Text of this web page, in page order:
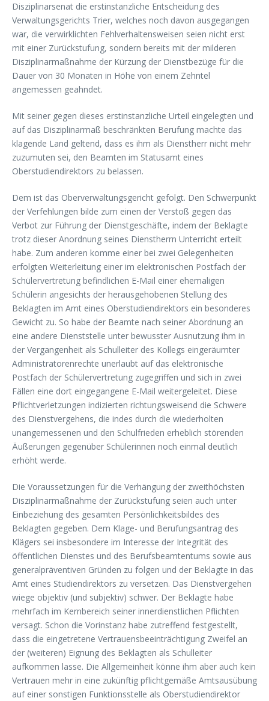
Disziplinarsenat die erstinstanzliche Entscheidung des
Verwaltungsgerichts Trier, welches noch davon ausgegangen
war, die verwirklichten Fehlverhaltensweisen seien nicht erst
mit einer Zurückstufung, sondern bereits mit der milderen
Disziplinarmaßnahme der Kürzung der Dienstbezüge für die
Dauer von 30 Monaten in Höhe von einem Zehntel
angemessen geahndet.
Mit seiner gegen dieses erstinstanzliche Urteil eingelegten und
auf das Disziplinarmaß beschränkten Berufung machte das
klagende Land geltend, dass es ihm als Dienstherr nicht mehr
zuzumuten sei, den Beamten im Statusamt eines
Oberstudiendirektors zu belassen.
Dem ist das Oberverwaltungsgericht gefolgt. Den Schwerpunkt
der Verfehlungen bilde zum einen der Verstoß gegen das
Verbot zur Führung der Dienstgeschäfte, indem der Beklagte
trotz dieser Anordnung seines Dienstherrn Unterricht erteilt
habe. Zum anderen komme einer bei zwei Gelegenheiten
erfolgten Weiterleitung einer im elektronischen Postfach der
Schülervertretung befindlichen E-Mail einer ehemaligen
Schülerin angesichts der herausgehobenen Stellung des
Beklagten im Amt eines Oberstudiendirektors ein besonderes
Gewicht zu. So habe der Beamte nach seiner Abordnung an
eine andere Dienststelle unter bewusster Ausnutzung ihm in
der Vergangenheit als Schulleiter des Kollegs eingeräumter
Administratorenrechte unerlaubt auf das elektronische
Postfach der Schülervertretung zugegriffen und sich in zwei
Fällen eine dort eingegangene E-Mail weitergeleitet. Diese
Pflichtverletzungen indizierten richtungsweisend die Schwere
des Dienstvergehens, die indes durch die wiederholten
unangemessenen und den Schulfrieden erheblich störenden
Äußerungen gegenüber Schülerinnen noch einmal deutlich
erhöht werde.
Die Voraussetzungen für die Verhängung der zweithöchsten
Disziplinarmaßnahme der Zurückstufung seien auch unter
Einbeziehung des gesamten Persönlichkeitsbildes des
Beklagten gegeben. Dem Klage- und Berufungsantrag des
Klägers sei insbesondere im Interesse der Integrität des
öffentlichen Dienstes und des Berufsbeamtentums sowie aus
generalpräventiven Gründen zu folgen und der Beklagte in das
Amt eines Studiendirektors zu versetzen. Das Dienstvergehen
wiege objektiv (und subjektiv) schwer. Der Beklagte habe
mehrfach im Kernbereich seiner innerdienstlichen Pflichten
versagt. Schon die Vorinstanz habe zutreffend festgestellt,
dass die eingetretene Vertrauensbeeinträchtigung Zweifel an
der (weiteren) Eignung des Beklagten als Schulleiter
aufkommen lasse. Die Allgemeinheit könne ihm aber auch kein
Vertrauen mehr in eine zukünftig pflichtgemäße Amtsausübung
auf einer sonstigen Funktionsstelle als Oberstudiendirektor